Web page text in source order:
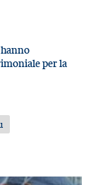
per la